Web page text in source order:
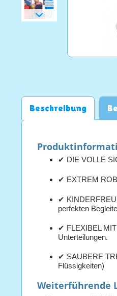
Beschreibung
✔ DIE VOLLE
✔ EXTREM
✔
perfekten
✔ FLEXIBEL
Unterteilungen.
✔ SAUBERE
Flüssigkeiten)
Weiterführende